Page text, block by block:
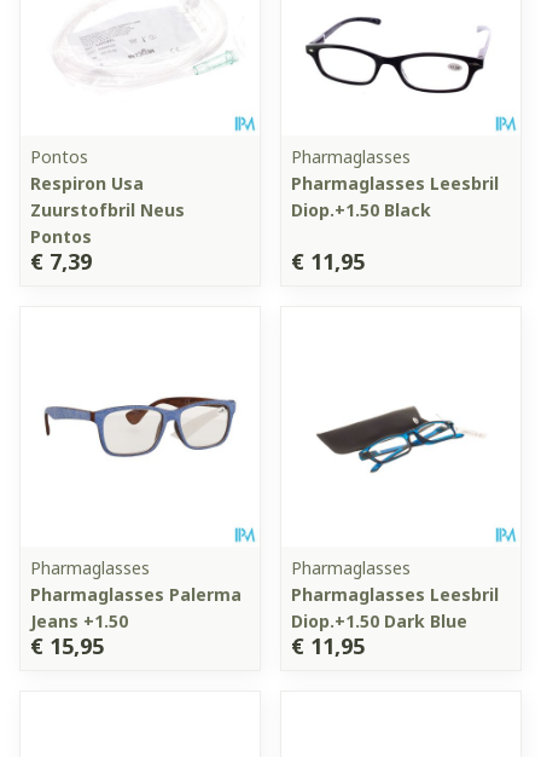
Pontos
Respiron Usa
Zuurstofbril Neus
Pontos
€ 7,39
Pharmaglasses
Pharmaglasses Leesbril
Diop.+1.50 Black
€ 11,95
Pharmaglasses
Pharmaglasses Palerma
Jeans +1.50
€ 15,95
Pharmaglasses
Pharmaglasses Leesbril
Diop.+1.50 Dark Blue
€ 11,95